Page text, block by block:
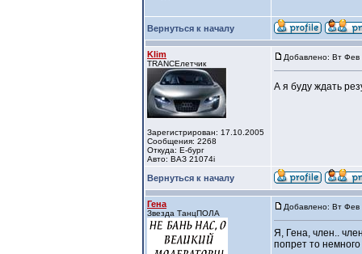
Вернуться к началу
Klim
TRANCEлетчик
Зарегистрирован: 17.10.2005
Сообщения: 2268
Откуда: Е-бург
Авто: ВАЗ 21074i
Добавлено: Вт Фев
А я буду ждать
Вернуться к началу
Гена
Звезда ТанцПОЛА
Добавлено: Вт Фев
Я, Гена, член..
попрет то немного